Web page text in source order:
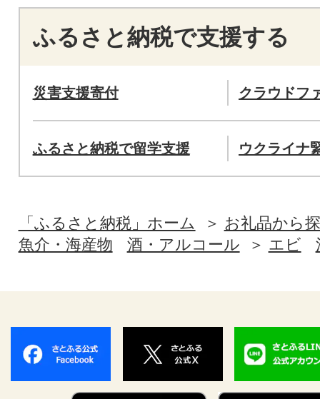
ふるさと納税で支援する
災害支援寄付 クラウドフ
ふるさと納税で留学支援 ウクライナ
「ふるさと納税」ホーム
お礼品から
魚介・海産物
酒・アルコール エビ